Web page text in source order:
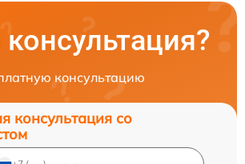
консультацию
консультация со